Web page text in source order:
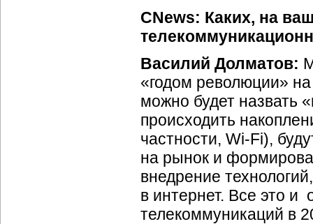
CNews: Каких, на
Василий Долматов:
«годом революции»
можно будет назвать
происходить
частности, Wi-Fi),
на рынок и
внедрение
в интернет. Все это и
телекоммуникаций в